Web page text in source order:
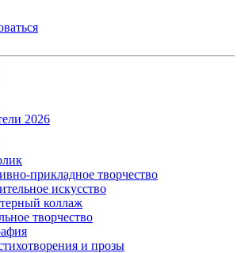
2026
прикладное творчество
искусство
коллаж
творчество
и прозы